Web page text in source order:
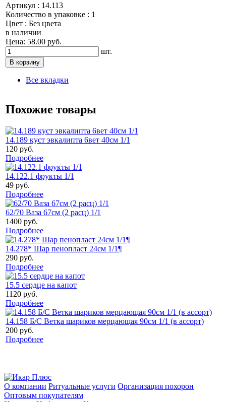
Артикул : 14.113
Количество в упаковке : 1
Цвет : Без цвета
в наличии
Цена: 58.00 руб.
шт.
Все вкладки
Похожие товары
14.189 куст эвкалипта 6вет 40см 1/1
120 руб.
Подробнее
14.122.1 фрукты 1/1
49 руб.
Подробнее
62/70 Ваза 67см (2 расц) 1/1
1400 руб.
Подробнее
14.278* Шар пенопласт 24см 1/1¶
290 руб.
Подробнее
15.5 сердце на капот
1120 руб.
Подробнее
14.158 Б/С Ветка шариков мерцающая 90см 1/1 (в ассорт)
200 руб.
Подробнее
О компании Ритуальные услуги Организация похорон
Оптовым покупателям